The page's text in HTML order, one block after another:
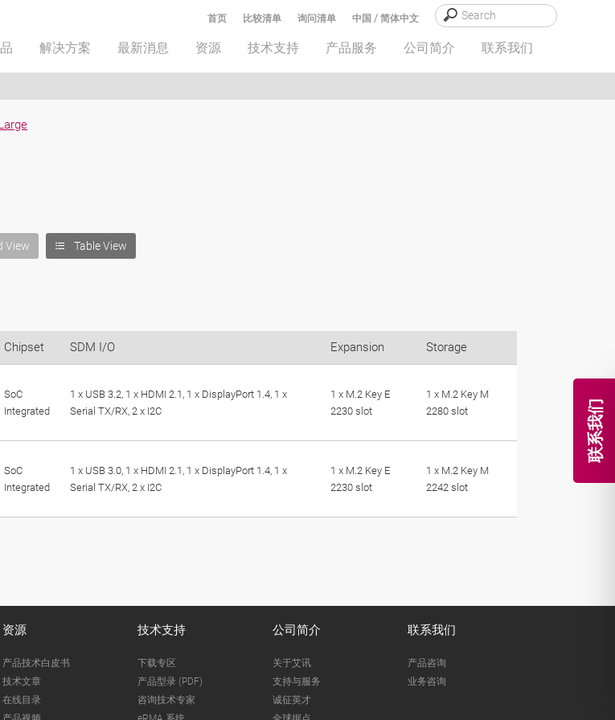
联系我们
中国 / 简体中文
询问清单
比较清单
首页
解决方案 最新消息 资源 技术支持 产品服务 公司简介 联系我们
View Table View
Chipset SDM I/O Expansion Storage
SoC
Integrated
1 x USB 3.2, 1 x HDMI 2.1, 1 x DisplayPort 1.4, 1 x
Serial TX/RX, 2 x I2C
1 x M.2 Key E
2230 slot
1 x M.2 Key M
2280 slot
SoC
Integrated
1 x USB 3.0, 1 x HDMI 2.1, 1 x DisplayPort 1.4, 1 x
Serial TX/RX, 2 x I2C
1 x M.2 Key E
2230 slot
1 x M.2 Key M
2242 slot
资源
产品技术白皮书
技术文章
在线目录
技术支持
下载专区
产品型录 (PDF)
咨询技术专家
公司简介
关于艾讯
支持与服务
诚征英才
联系我们
产品咨询
业务咨询